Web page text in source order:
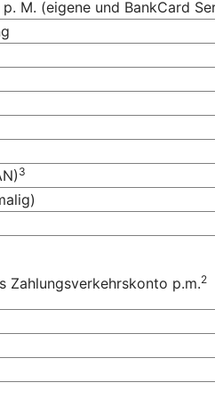
M. (eigene und BankCard
3
Zahlungsverkehrskonto p.m.2